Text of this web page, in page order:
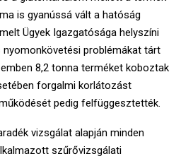
is gyanússá vált a hatóság
Ügyek Igazgatósága helyszíni
problémákat tárt
8,2 tonna terméket koboztak
forgalmi korlátozást
pedig felfüggesztették.
vizsgálat alapján minden
szűrővizsgálati